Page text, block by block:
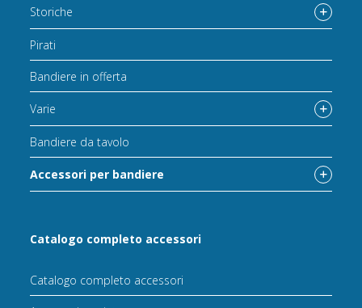
Storiche
Pirati
Bandiere in offerta
Varie
Bandiere da tavolo
Accessori per bandiere
Catalogo completo accessori
Catalogo completo accessori